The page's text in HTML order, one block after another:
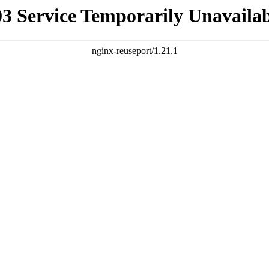
Service Temporarily
nginx-reuseport/1.21.1